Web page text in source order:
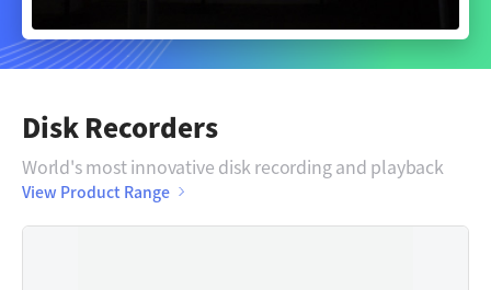
Disk Recorders
World's most innovative disk recording and playback
View Product Range